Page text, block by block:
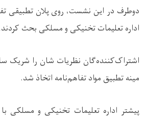
دوطرف در این نشست، روی پلان تطبیقی
اداره تعلیمات تخنیکی و مسلکی بحث
اشتراک‌کننده‌گان نظریات شان را شریک
مینه تطبیق مواد تفاهم‌نامه اتخاذ شد.
پیشتر اداره تعلیمات تخنیکی و مسلکی